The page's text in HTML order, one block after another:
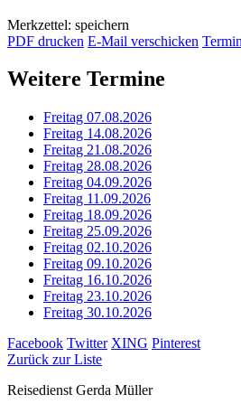
Merkzettel: speichern
PDF drucken E-Mail verschicken
Weitere Termine
Freitag 07.08.2026
Freitag 14.08.2026
Freitag 21.08.2026
Freitag 28.08.2026
Freitag 04.09.2026
Freitag 11.09.2026
Freitag 18.09.2026
Freitag 25.09.2026
Freitag 02.10.2026
Freitag 09.10.2026
Freitag 16.10.2026
Freitag 23.10.2026
Freitag 30.10.2026
Facebook Twitter XING Pinterest
Zurück zur Liste
Reisedienst Gerda Müller